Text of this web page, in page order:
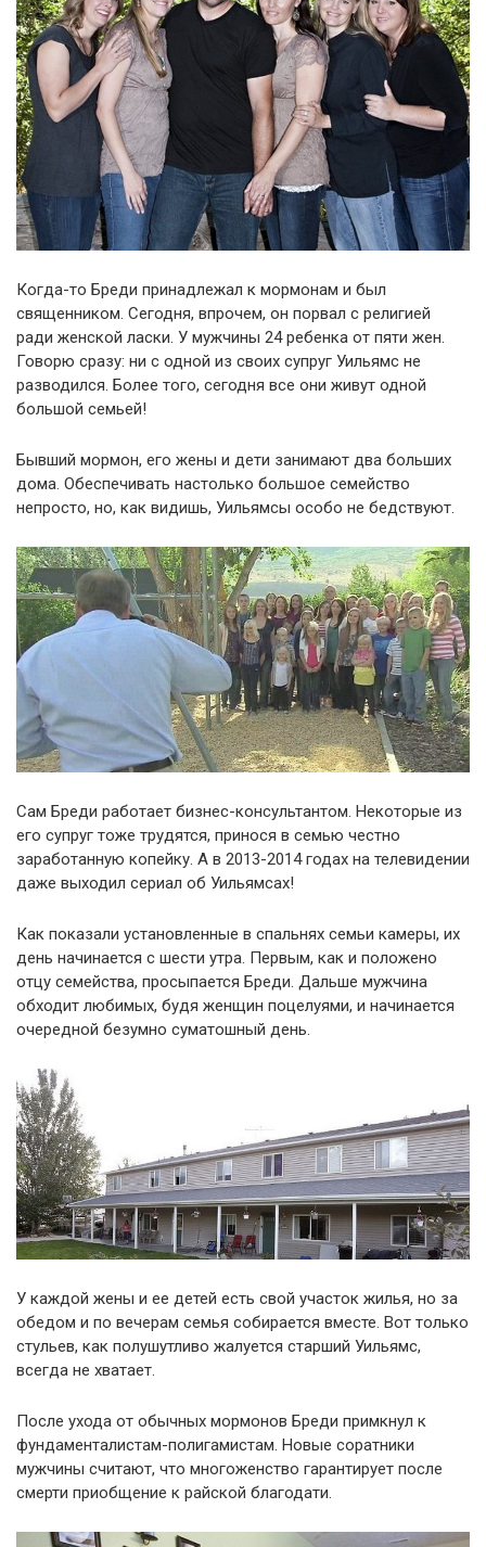
Когда-то Бреди принадлежал к мормонам и был
священником. Сегодня, впрочем, он порвал с религией
ради женской ласки. У мужчины 24 ребенка от пяти жен.
Говорю сразу: ни с одной из своих супруг Уильямс не
разводился. Более того, сегодня все они живут одной
большой семьей!
Бывший мормон, его жены и дети занимают два больших
дома. Обеспечивать настолько большое семейство
непросто, но, как видишь, Уильямсы особо не бедствуют.
Сам Бреди работает бизнес-консультантом. Некоторые из
его супруг тоже трудятся, принося в семью честно
заработанную копейку. А в 2013-2014 годах на телевидении
даже выходил сериал об Уильямсах!
Как показали установленные в спальнях семьи камеры, их
день начинается с шести утра. Первым, как и положено
отцу семейства, просыпается Бреди. Дальше мужчина
обходит любимых, будя женщин поцелуями, и начинается
очередной безумно суматошный день.
У каждой жены и ее детей есть свой участок жилья, но за
обедом и по вечерам семья собирается вместе. Вот только
стульев, как полушутливо жалуется старший Уильямс,
всегда не хватает.
После ухода от обычных мормонов Бреди примкнул к
фундаменталистам-полигамистам. Новые соратники
мужчины считают, что многоженство гарантирует после
смерти приобщение к райской благодати.